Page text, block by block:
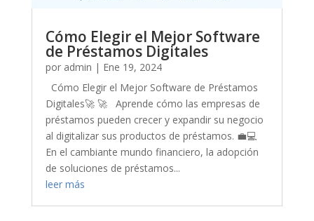
Cómo Elegir el Mejor Software
de Préstamos Digitales
por admin | Ene 19, 2024
Cómo Elegir el Mejor Software de Préstamos
Digitales🚀 🚀 Aprende cómo las empresas de
préstamos pueden crecer y expandir su negocio
al digitalizar sus productos de préstamos. 💼💻
En el cambiante mundo financiero, la adopción
de soluciones de préstamos...
leer más